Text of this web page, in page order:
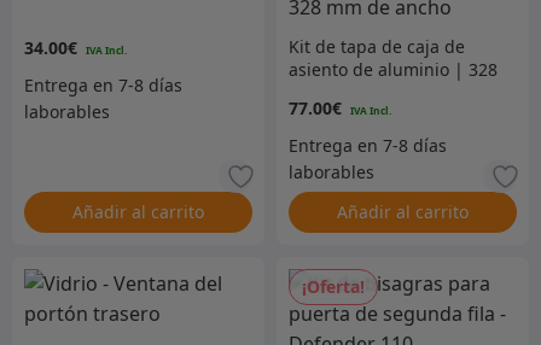
34.00€
Añadir al carrito
Kit de tapa de caja de
asiento de aluminio | 328
77.00€
Añadir al carrito
¡Oferta!